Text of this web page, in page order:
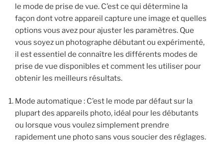
le mode de prise de vue. C’est ce qui détermine la
façon dont votre appareil capture une image et quelles
options vous avez pour ajuster les paramètres. Que
vous soyez un photographe débutant ou expérimenté,
il est essentiel de connaître les différents modes de
prise de vue disponibles et comment les utiliser pour
obtenir les meilleurs résultats.
Mode automatique : C’est le mode par défaut sur la
plupart des appareils photo, idéal pour les débutants
ou lorsque vous voulez simplement prendre
rapidement une photo sans vous soucier des réglages.